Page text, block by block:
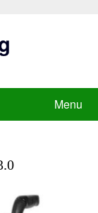
Menu